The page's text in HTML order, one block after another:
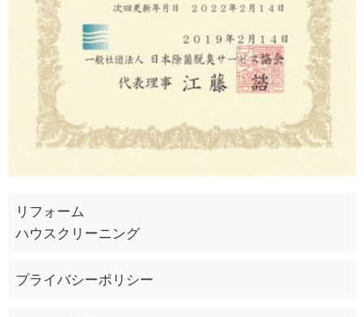
リフォーム
ハウスクリーニング
プライバシーポリシー